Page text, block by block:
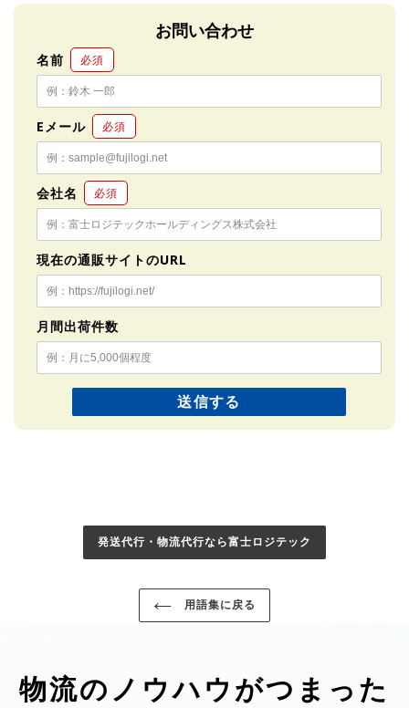
お問い合わせ
名前 必須
Eメール 必須
会社名 必須
現在の通販サイトのURL
月間出荷件数
発送代行・物流代行なら富士ロジテック
用語集に戻る
物流のノウハウがつまった